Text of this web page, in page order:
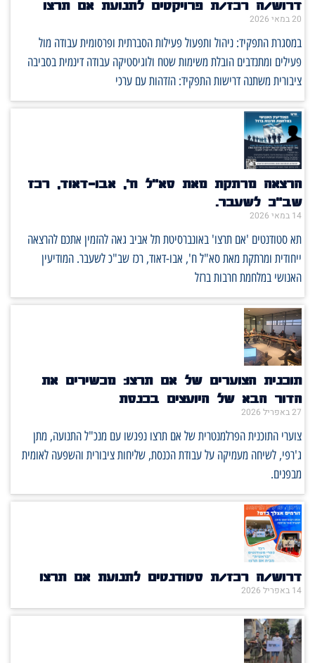
דרוש/ה רכז/ת פרויקטים לתנועת אם תרצו
20 במאי 2026
במסגרת התפקיד: ניהול ותפעול פעילות הסברתית ופרסומית עבודה מול
פעילים ומתנדבים הובלת משימות שטח ולוגיסטיקה עבודה דינמית בסביבה
ציבורית משתנה דרישות התפקיד: הזדהות עם ערכי
הרצאה מרתקת מאת סא"ל ח', אבו-דאוד, רכז
שב"כ לשעבר.
14 במאי 2026
תא סטודנטים 'אם תרצו' באונברסיטת תל אביב גאה להזמין אתכם להרצאה
ייחודית ומרתקת מאת סא"ל ח', אבו-דאוד, רכז שב"כ לשעבר. המודיעין
האנושי במלחמת חרבות ברזל
תוכנית הצוערים של אם תרצו: מכשירים את
הדור הבא של היועצים בכנסת
27 באפריל 2026
צוערי התוכנית הפרלמנטרית של אם תרצו נפגשו עם מנכ"ל התנועה, מתן
ג'רפי, לשיחה מעמיקה על עבודת הכנסת, שליחות ציבורית והשפעה לאומית
מבפנים.
דרוש/ה רכז/ת סטודנטים לתנועת אם תרצו
14 באפריל 2026